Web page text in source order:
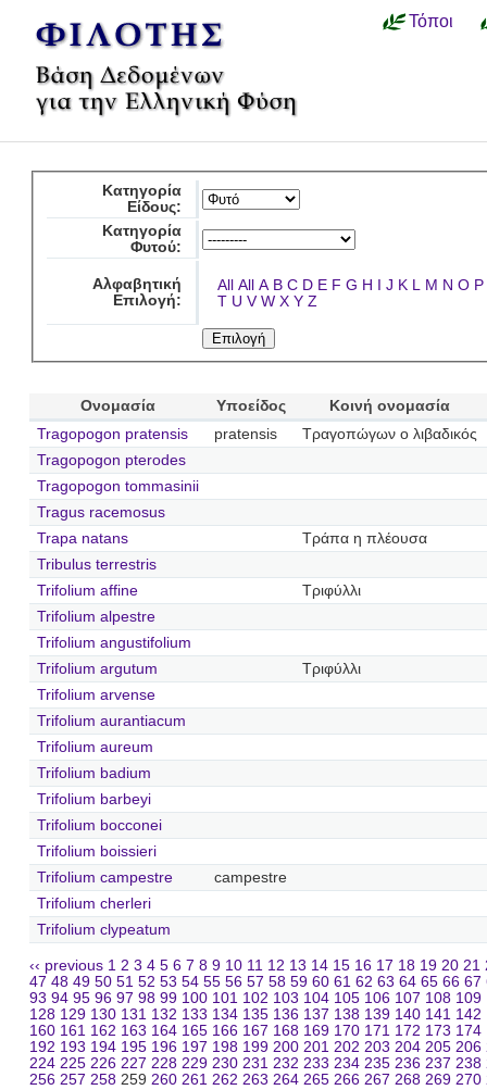
Τόποι
Κατηγορία
Είδους:
Κατηγορία
Φυτού:
Αλφαβητική
Επιλογή:
All All A B C D E F G H I J K L M N O P
T U V W X Y Z
Ονομασία Υποείδος
Κοινή ονομασία
Tragopogon pratensis
pratensis
Τραγοπώγων ο λιβαδικός
Tragopogon pterodes
Tragopogon tommasinii
Tragus racemosus
Trapa natans
Τράπα η πλέουσα
Tribulus terrestris
Trifolium affine
Τριφύλλι
Trifolium alpestre
Trifolium angustifolium
Trifolium argutum
Τριφύλλι
Trifolium arvense
Trifolium aurantiacum
Trifolium aureum
Trifolium badium
Trifolium barbeyi
Trifolium bocconei
Trifolium boissieri
Trifolium campestre
campestre
Trifolium cherleri
Trifolium clypeatum
‹‹ previous 1 2 3 4 5 6 7 8 9 10 11 12 13 14 15 16 17 18 19 20 21
47 48 49 50 51 52 53 54 55 56 57 58 59 60 61 62 63 64 65 66 67
93 94 95 96 97 98 99 100 101 102 103 104 105 106 107 108 109
128 129 130 131 132 133 134 135 136 137 138 139 140 141 142
160 161 162 163 164 165 166 167 168 169 170 171 172 173 174
192 193 194 195 196 197 198 199 200 201 202 203 204 205 206
224 225 226 227 228 229 230 231 232 233 234 235 236 237 238
256 257 258 259 260 261 262 263 264 265 266 267 268 269 270